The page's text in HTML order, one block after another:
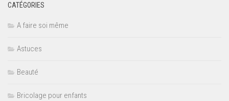
CATÉGORIES
A faire soi même
Astuces
Beauté
Bricolage pour enfants